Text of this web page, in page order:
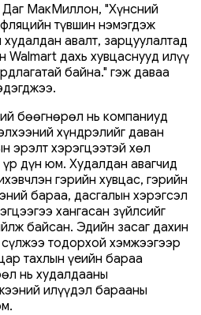
Даг МакМиллон, "Хүнсний
түвшин нэмэгдэж
худалдан авалт, зарцуулалтад
дахь хувцаснууд илүү
байна." гэж даваа
бөөгнөрөл нь компаниуд
хүндрэлийг даван
эрэлт хэрэгцээтэй хөл
үр дүн юм. Худалдан авагчид
гэрийн хувцас, гэрийн
бараа, дасгалын хэрэгсэл
хангасан зүйлсийг
байсан. Эдийн засаг дахин
тодорхой хэмжээгээр
тахлын үеийн бараа
нь худалдааны
илүүдэл барааны